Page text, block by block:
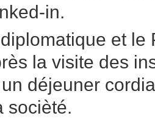
in.
et le
la visite des
déjeuner
socièté.